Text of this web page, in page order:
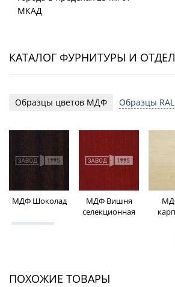
МКАД
КАТАЛОГ ФУРНИТУРЫ И
Образцы цветов МДФ Образцы RAL
МДФ Шоколад
МДФ Вишня
селекционная
ПОХОЖИЕ ТОВАРЫ